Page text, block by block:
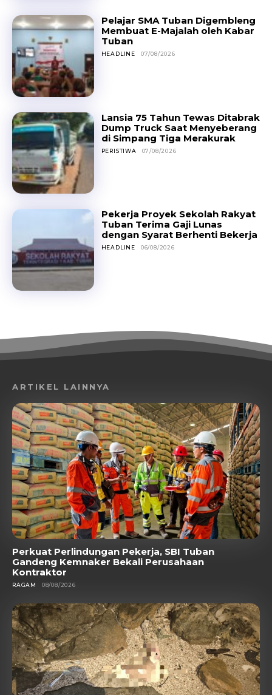
Pelajar SMA Tuban Digembleng
Membuat E-Majalah oleh Kabar
Tuban
HEADLINE 07/08/2026
Lansia 75 Tahun Tewas Ditabrak
Dump Truck Saat Menyeberang
di Simpang Tiga Merakurak
PERISTIWA 07/08/2026
Pekerja Proyek Sekolah Rakyat
Tuban Terima Gaji Lunas
dengan Syarat Berhenti Bekerja
HEADLINE 06/08/2026
ARTIKEL LAINNYA
Perkuat Perlindungan Pekerja, SBI Tuban
Gandeng Kemnaker Bekali Perusahaan
Kontraktor
RAGAM 08/08/2026